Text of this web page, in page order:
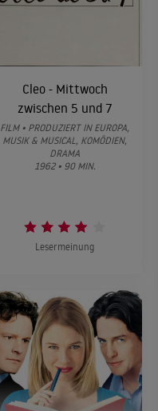
Cleo - Mittwoch
zwischen 5 und 7
FILM • PRODUZIERT IN EUROPA,
MUSIK & MUSICAL, KOMÖDIEN,
DRAMA
1962 • 90 MIN.
Lesermeinung